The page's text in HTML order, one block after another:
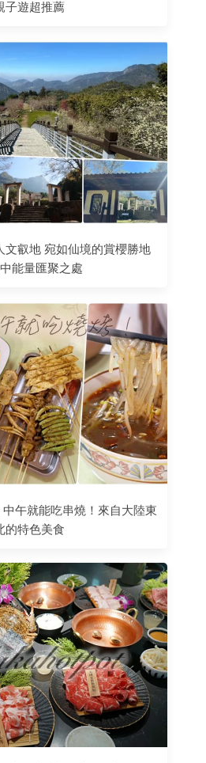
子遊超推薦
文叡地 宛如仙境的賞櫻勝地
能量匯聚之處
午就能吃串燒！來自大陸東
的特色美食